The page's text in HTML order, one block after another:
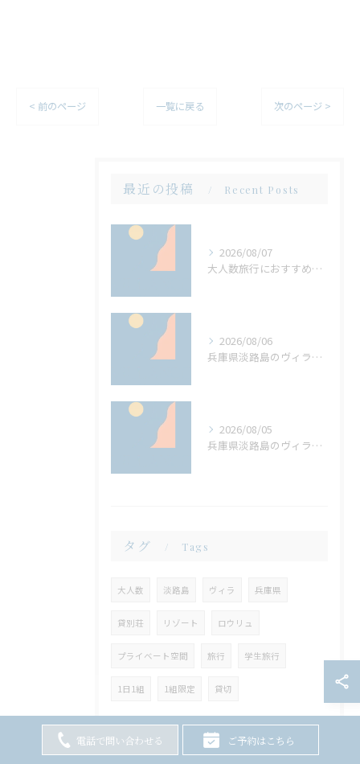
< 前のページ 一覧に戻る 次のページ >
最近の投稿 Recent Posts
2026/08/07
大人数旅行におすすめ兵庫県淡路島のサウナもバーベキューも楽しめるヴィラの選び方
2026/08/06
兵庫県淡路島のヴィラでサウナと大人数バーベキューを両立する方法
2026/08/05
兵庫県淡路島のヴィラで大人数集結サウナとバーベキューで叶える贅沢時間
タグ Tags
大人数 淡路島 ヴィラ 兵庫県
貸別荘 リゾート ロウリュ
プライベート空間 旅行 学生旅行
1日1組 1組限定 貸切
電話で問い合わせる ご予約はこちら